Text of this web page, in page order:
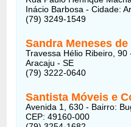
Inácio Barbosa - Cidade:
(79) 3249-1549
Sandra Meneses
Travessa Hélio Ribeiro,
Aracaju - SE
(79) 3222-0640
Santista Móveis e
Avenida 1, 630 - Bairro:
CEP: 49160-000